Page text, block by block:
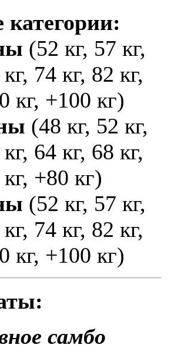
категории:
(52 кг, 57 кг,
74 кг, 82 кг,
кг, +100 кг)
(48 кг, 52 кг,
64 кг, 68 кг,
+80 кг)
(52 кг, 57 кг,
74 кг, 82 кг,
кг, +100 кг)
самбо